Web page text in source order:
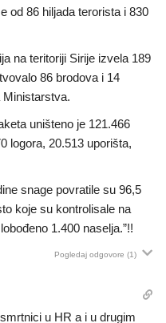
od 86 hiljada terorista i 830
na teritoriji Sirije izvela 189
86 brodova i 14
uništeno je 121.466
logora, 20.513 uporišta,
snage povratile su 96,5
koje su kontrolisale na
1.400 naselja.”!!
Pogledaj odgovore (1)
u HR a i u drugim